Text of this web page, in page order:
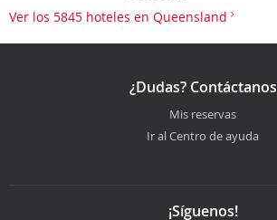
Ver los 5845 hoteles en Queensland
¿Dudas? Contáctanos
Mis reservas
Ir al Centro de ayuda
¡Síguenos!